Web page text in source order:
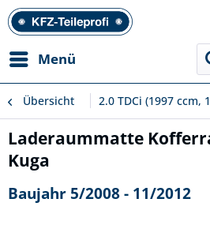
Menü
Übersicht 2.0 TDCi (1997 ccm,
Laderaummatte
Kuga
Baujahr 5/2008 - 11/2012